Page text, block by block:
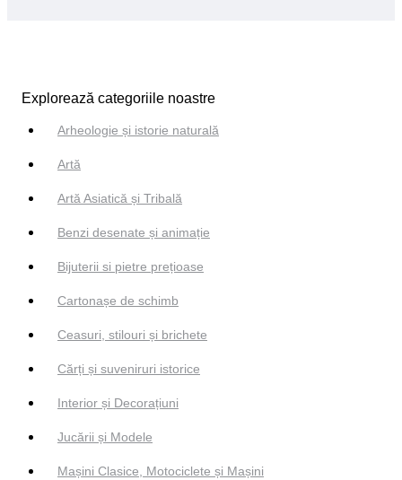
Explorează categoriile noastre
Arheologie și istorie naturală
Artă
Artă Asiatică și Tribală
Benzi desenate și animație
Bijuterii si pietre prețioase
Cartonașe de schimb
Ceasuri, stilouri și brichete
Cărți și suveniruri istorice
Interior și Decorațiuni
Jucării și Modele
Mașini Clasice, Motociclete și Mașini